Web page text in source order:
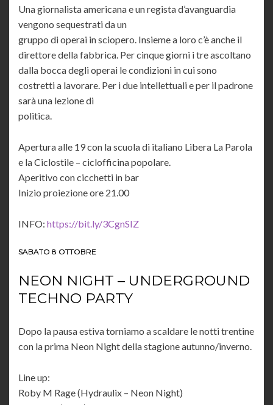
Una giornalista americana e un regista d’avanguardia
vengono sequestrati da un
gruppo di operai in sciopero. Insieme a loro c’è anche il
direttore della fabbrica. Per cinque giorni i tre ascoltano
dalla bocca degli operai le condizioni in cui sono
costretti a lavorare. Per i due intellettuali e per il padrone
sarà una lezione di
politica.
Apertura alle 19 con la scuola di italiano Libera La Parola
e la Ciclostile – ciclofficina popolare.
Aperitivo con cicchetti in bar
Inizio proiezione ore 21.00
INFO: https://bit.ly/3CgnSIZ
SABATO 8 OTTOBRE
NEON NIGHT – UNDERGROUND
TECHNO PARTY
Dopo la pausa estiva torniamo a scaldare le notti trentine
con la prima Neon Night della stagione autunno/inverno.
Line up:
Roby M Rage (Hydraulix – Neon Night)